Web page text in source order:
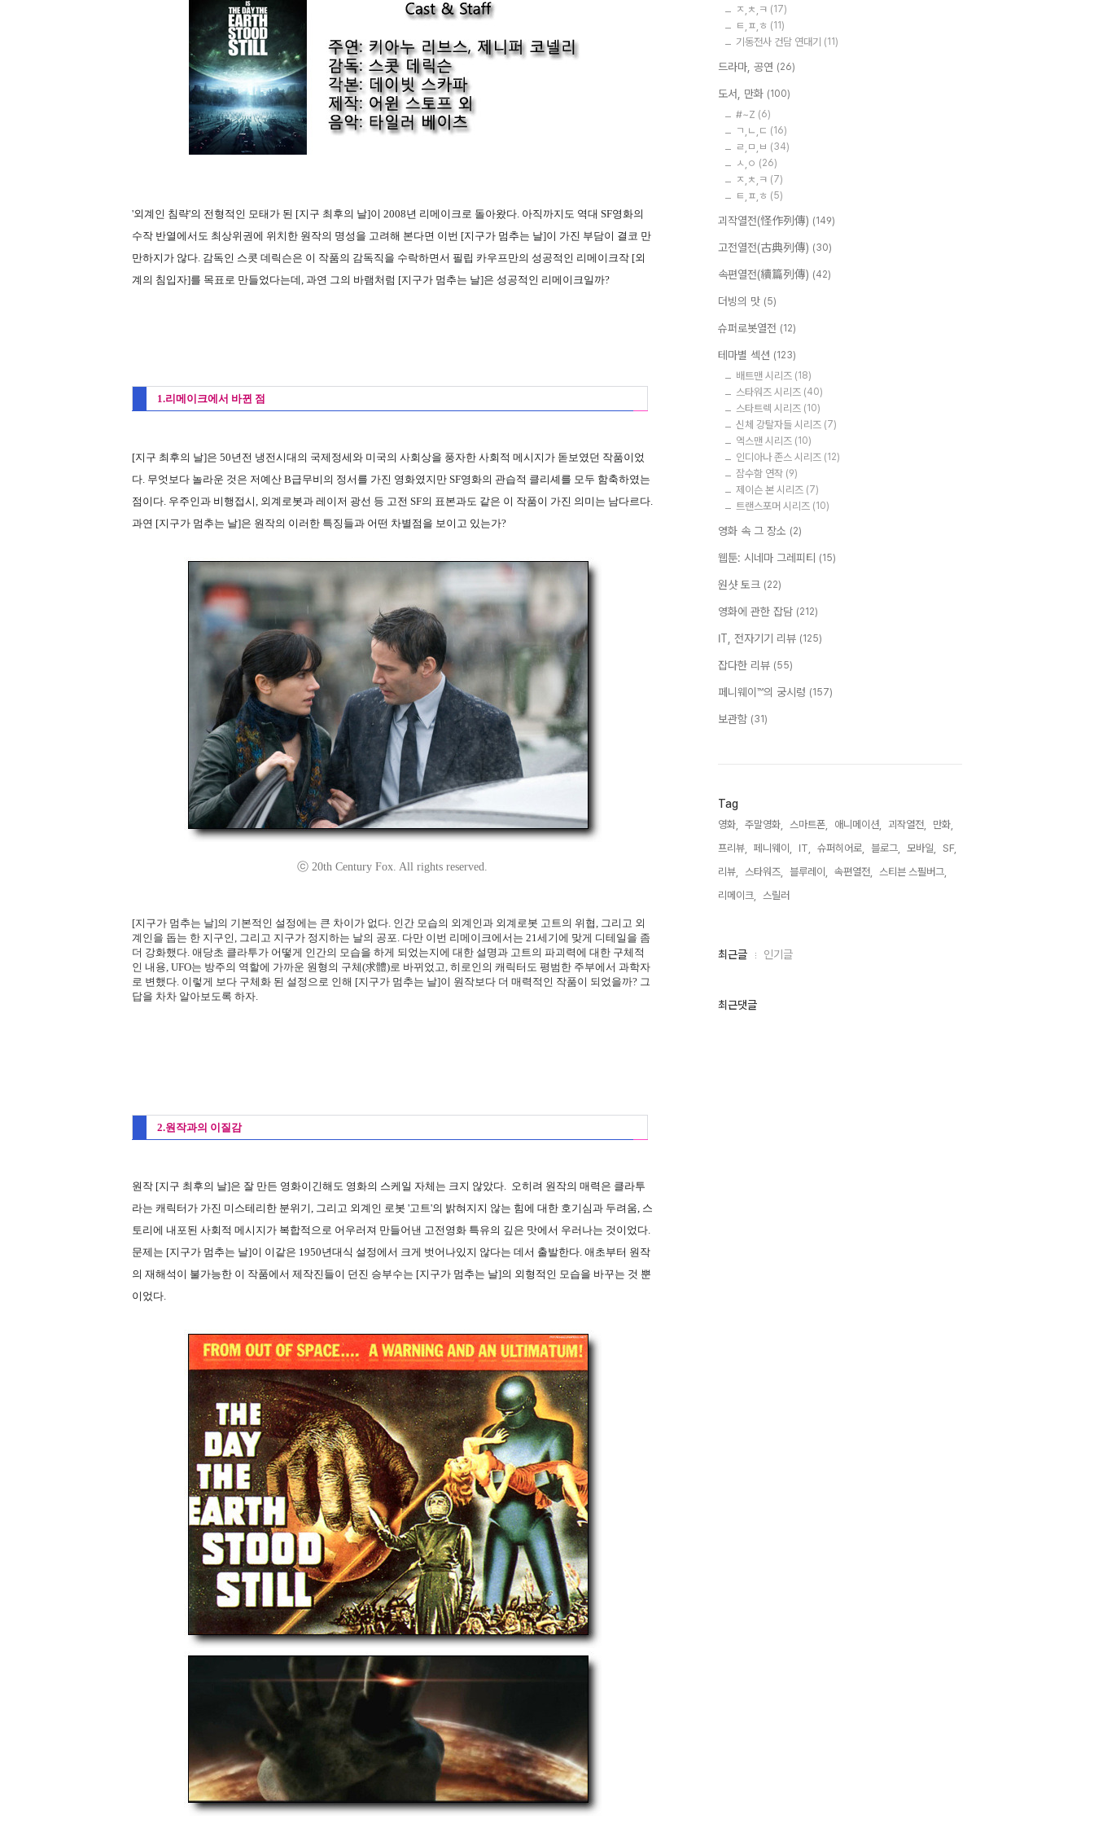
'외계인 침략'의 전형적인 모태가 된 [지구 최후의 날]이 2008년 리메이크로 돌아왔다. 아직까지도 역대 SF영화의
수작 반열에서도 최상위권에 위치한 원작의 명성을 고려해 본다면 이번 [지구가 멈추는 날]이 가진 부담이 결코 만
만하지가 않다. 감독인 스콧 데릭슨은 이 작품의 감독직을 수락하면서 필립 카우프만의 성공적인 리메이크작 [외
계의 침입자]를 목표로 만들었다는데, 과연 그의 바램처럼 [지구가 멈추는 날]은 성공적인 리메이크일까?
1.리메이크에서 바뀐 점
[지구 최후의 날]은 50년전 냉전시대의 국제정세와 미국의 사회상을 풍자한 사회적 메시지가 돋보였던 작품이었
다. 무엇보다 놀라운 것은 저예산 B급무비의 정서를 가진 영화였지만 SF영화의 관습적 클리셰를 모두 함축하였는
점이다. 우주인과 비행접시, 외계로봇과 레이저 광선 등 고전 SF의 표본과도 같은 이 작품이 가진 의미는 남다르다.
과연 [지구가 멈추는 날]은 원작의 이러한 특징들과 어떤 차별점을 보이고 있는가?
ⓒ 20th Century Fox. All rights reserved.
[지구가 멈추는 날]의 기본적인 설정에는 큰 차이가 없다. 인간 모습의 외계인과 외계로봇 고트의 위협, 그리고 외
계인을 돕는 한 지구인, 그리고 지구가 정지하는 날의 공포. 다만 이번 리메이크에서는 21세기에 맞게 디테일을 좀
더 강화했다. 애당초 클라투가 어떻게 인간의 모습을 하게 되었는지에 대한 설명과 고트의 파괴력에 대한 구체적
인 내용, UFO는 방주의 역할에 가까운 원형의 구체(求體)로 바뀌었고, 히로인의 캐릭터도 평범한 주부에서 과학자
로 변했다. 이렇게 보다 구체화 된 설정으로 인해 [지구가 멈추는 날]이 원작보다 더 매력적인 작품이 되었을까? 그
답을 차차 알아보도록 하자.
2.원작과의 이질감
원작 [지구 최후의 날]은 잘 만든 영화이긴해도 영화의 스케일 자체는 크지 않았다. 오히려 원작의 매력은 클라투
라는 캐릭터가 가진 미스테리한 분위기, 그리고 외계인 로봇 '고트'의 밝혀지지 않는 힘에 대한 호기심과 두려움, 스
토리에 내포된 사회적 메시지가 복합적으로 어우러져 만들어낸 고전영화 특유의 깊은 맛에서 우러나는 것이었다.
문제는 [지구가 멈추는 날]이 이같은 1950년대식 설정에서 크게 벗어나있지 않다는 데서 출발한다. 애초부터 원작
의 재해석이 불가능한 이 작품에서 제작진들이 던진 승부수는 [지구가 멈추는 날]의 외형적인 모습을 바꾸는 것 뿐
이었다.
ㅈ,ㅊ,ㅋ (17)
ㅌ,ㅍ,ㅎ (11)
기동전사 건담 연대기 (11)
드라마, 공연 (26)
도서, 만화 (100)
#~Z (6)
ㄱ,ㄴ,ㄷ (16)
ㄹ,ㅁ,ㅂ (34)
ㅅ,ㅇ (26)
ㅈ,ㅊ,ㅋ (7)
ㅌ,ㅍ,ㅎ (5)
괴작열전(怪作列傳) (149)
고전열전(古典列傳) (30)
속편열전(續篇列傳) (42)
더빙의 맛 (5)
슈퍼로봇열전 (12)
테마별 섹션 (123)
배트맨 시리즈 (18)
스타워즈 시리즈 (40)
스타트렉 시리즈 (10)
신체 강탈자들 시리즈 (7)
엑스맨 시리즈 (10)
인디아나 존스 시리즈 (12)
잠수함 연작 (9)
제이슨 본 시리즈 (7)
트랜스포머 시리즈 (10)
영화 속 그 장소 (2)
웹툰: 시네마 그레피티 (15)
원샷 토크 (22)
영화에 관한 잡담 (212)
IT, 전자기기 리뷰 (125)
잡다한 리뷰 (55)
페니웨이™의 궁시렁 (157)
보관함 (31)
Tag
영화, 주말영화, 스마트폰, 애니메이션, 괴작열전,
만화,
프리뷰,
페니웨이, IT, 슈퍼히어로, 블로그, 모바일,
SF,
리뷰,
스타워즈, 블루레이, 속편열전,
스티븐 스필버그,
리메이크,
스릴러,
최
인
최근글 인기글
최근댓글